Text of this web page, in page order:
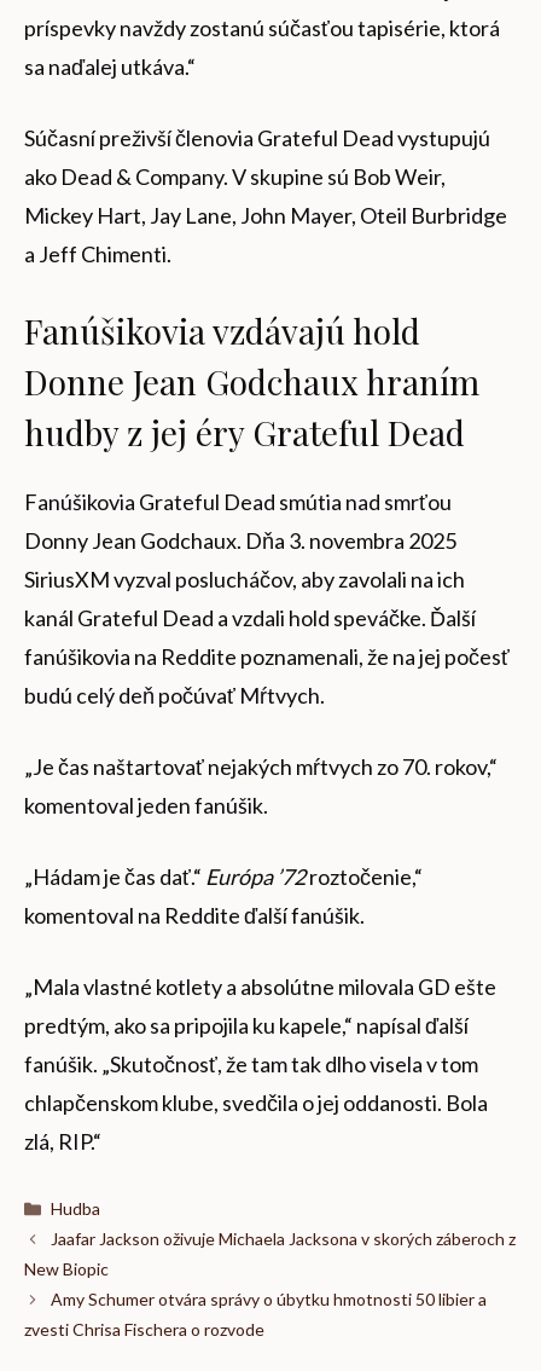
príspevky navždy zostanú súčasťou tapisérie, ktorá
sa naďalej utkáva.“
Súčasní preživší členovia Grateful Dead vystupujú
ako Dead & Company. V skupine sú Bob Weir,
Mickey Hart, Jay Lane, John Mayer, Oteil Burbridge
a Jeff Chimenti.
Fanúšikovia vzdávajú hold
Donne Jean Godchaux hraním
hudby z jej éry Grateful Dead
Fanúšikovia Grateful Dead smútia nad smrťou
Donny Jean Godchaux. Dňa 3. novembra 2025
SiriusXM vyzval poslucháčov, aby zavolali na ich
kanál Grateful Dead a vzdali hold speváčke. Ďalší
fanúšikovia na Reddite poznamenali, že na jej počesť
budú celý deň počúvať Mŕtvych.
„Je čas naštartovať nejakých mŕtvych zo 70. rokov,“
komentoval jeden fanúšik.
„Hádam je čas dať.“ Európa ’72roztočenie,“
komentoval na Reddite ďalší fanúšik.
„Mala vlastné kotlety a absolútne milovala GD ešte
predtým, ako sa pripojila ku kapele,“ napísal ďalší
fanúšik. „Skutočnosť, že tam tak dlho visela v tom
chlapčenskom klube, svedčila o jej oddanosti. Bola
zlá, RIP.“
Kategórie
Hudba
Jaafar Jackson oživuje Michaela Jacksona v skorých záberoch z
New Biopic
Amy Schumer otvára správy o úbytku hmotnosti 50 libier a
zvesti Chrisa Fischera o rozvode